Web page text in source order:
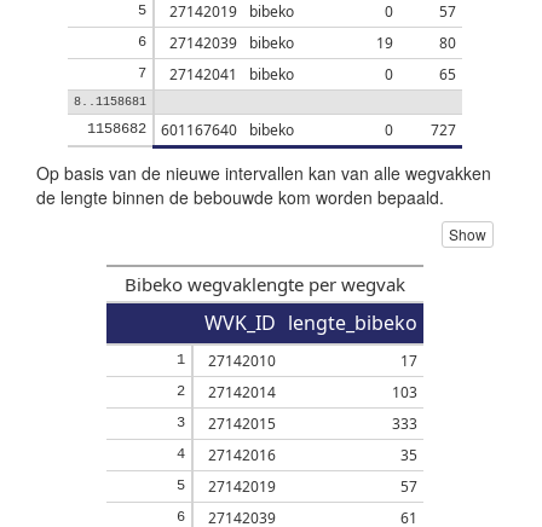
5 27142019 bibeko 0 57
6 27142039 bibeko 19 80
7 27142041 bibeko 0 65
8..1158681
1158682 601167640 bibeko 0 727
Op basis van de nieuwe intervallen kan van alle wegvakken
de lengte binnen de bebouwde kom worden bepaald.
Show
Bibeko wegvaklengte per wegvak
WVK_ID lengte_bibeko
1 27142010 17
2 27142014 103
3 27142015 333
4 27142016 35
5 27142019 57
6 27142039 61